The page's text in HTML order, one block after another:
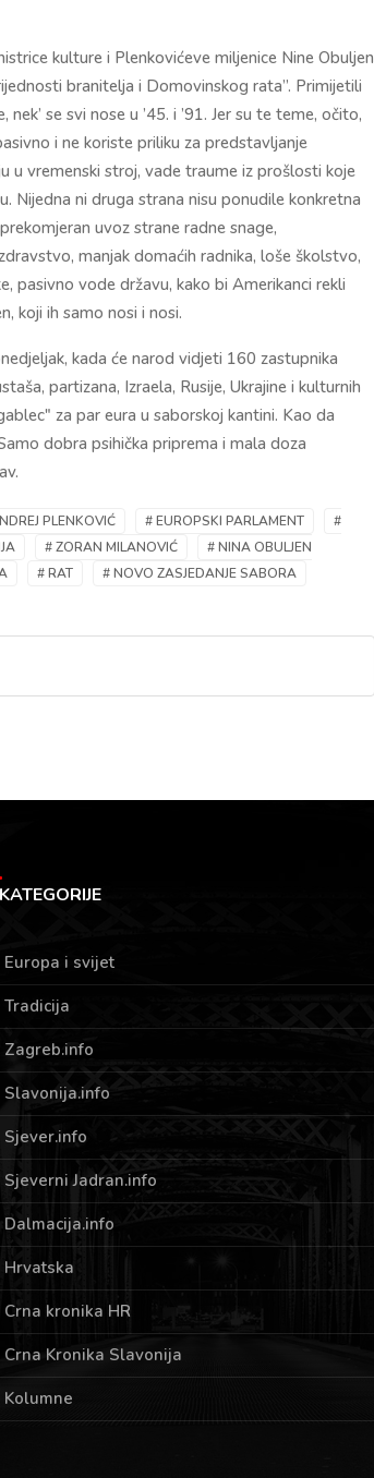
kulture i Plenkovićeve miljenice Nine Obuljen
branitelja i Domovinskog rata”. Primijetili
se svi nose u ’45. i ’91. Jer su te teme, očito,
i ne koriste priliku za predstavljanje
u vremenski stroj, vade traume iz prošlosti koje
Nijedna ni druga strana nisu ponudile konkretna
uvoz strane radne snage,
manjak domaćih radnika, loše školstvo,
pasivno vode državu, kako bi Amerikanci rekli
koji ih samo nosi i nosi.
kada će narod vidjeti 160 zastupnika
partizana, Izraela, Rusije, Ukrajine i kulturnih
za par eura u saborskoj kantini. Kao da
dobra psihička priprema i mala doza
PLENKOVIĆ # EUROPSKI PARLAMENT
#
# ZORAN MILANOVIĆ
# NINA OBULJEN
# RAT # NOVO ZASJEDANJE SABORA
KATEGORIJE
Europa i svijet
Tradicija
Zagreb.info
Slavonija.info
Sjever.info
Sjeverni Jadran.info
Dalmacija.info
Hrvatska
Crna kronika HR
Crna Kronika Slavonija
Kolumne